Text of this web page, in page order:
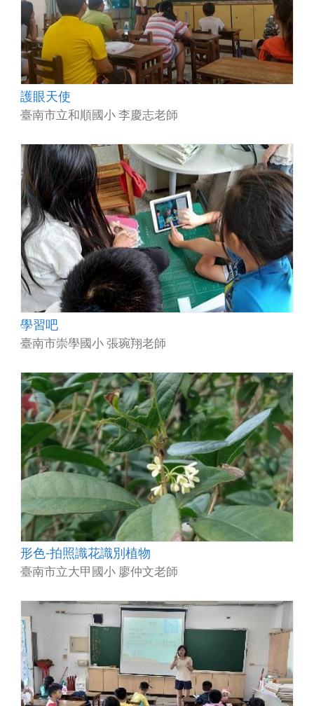
護眼天使
臺南市立和順國小 李慶志老師
學習吧
臺南市崇學國小 張琬翔老師
形色-拍照識花識別植物
臺南市立大甲國小 廖仲文老師